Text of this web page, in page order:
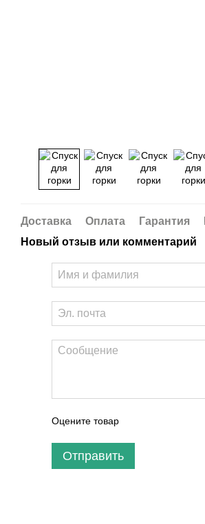
Доставка Оплата Гарантия
Новый отзыв или комментарий
Оцените товар
Отправить